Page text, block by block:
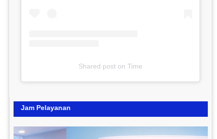
Shared poston Time
Jam Pelayanan